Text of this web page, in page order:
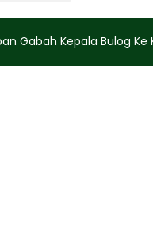
Gabah Kepala Bulog